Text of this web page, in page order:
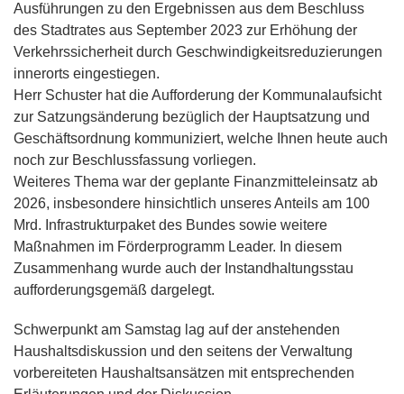
Ausführungen zu den Ergebnissen aus dem Beschluss
des Stadtrates aus September 2023 zur Erhöhung der
Verkehrssicherheit durch Geschwindigkeitsreduzierungen
innerorts eingestiegen.
Herr Schuster hat die Aufforderung der Kommunalaufsicht
zur Satzungsänderung bezüglich der Hauptsatzung und
Geschäftsordnung kommuniziert, welche Ihnen heute auch
noch zur Beschlussfassung vorliegen.
Weiteres Thema war der geplante Finanzmitteleinsatz ab
2026, insbesondere hinsichtlich unseres Anteils am 100
Mrd. Infrastrukturpaket des Bundes sowie weitere
Maßnahmen im Förderprogramm Leader. In diesem
Zusammenhang wurde auch der Instandhaltungsstau
aufforderungsgemäß dargelegt.
Schwerpunkt am Samstag lag auf der anstehenden
Haushaltsdiskussion und den seitens der Verwaltung
vorbereiteten Haushaltsansätzen mit entsprechenden